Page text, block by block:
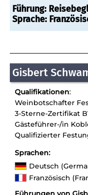
Führung:
Sprache:
Gisbert
Qualifikationen:
Weinbotschafter
3-Sterne-Zertifikat
Gästeführer-/in
Qualifizierter
Sprachen:
Deutsch
Französisch